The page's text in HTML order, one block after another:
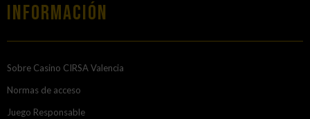
Información
Sobre Casino CIRSA Valencia
Normas de acceso
Juego Responsable